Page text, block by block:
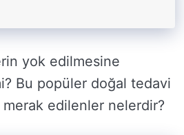
yok edilmesine
Bu popüler doğal tedavi
edilenler nelerdir?